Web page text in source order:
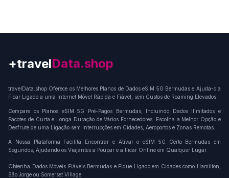
+travelConnection
travelData.shop Oferece os Melhores Planos de Dados eSIM 5G Bermudas e Ajuda-o a
Ficar Ligado a uma Internet Móvel Rápida e Fiável, sem Custos de Roaming Elevados.
Compare os Planos eSIM 5G Pré-Pagos Bermudas, Incluindo Dados Ilimitados e
Pacotes de Curta e Longa Duração de Vários Fornecedores. Escolha a Melhor Opção e
Desfrute de uma Ligação sem Interrupções em Cidades, Aeroportos e Zonas Remotas.
A Nossa Plataforma Facilita Encontrar e Ativar o eSIM 5G Certo Bermudas em
Segundos, Ajudando os Viajantes a Poupar e a Ficar Online em Qualquer Lugar.
Obtenha Dados Móveis Fiáveis Bermudas e Fique Ligado em Cidades como Hamilton,
São Jorge ou Somerset Village.